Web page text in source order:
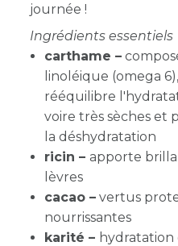
journée !
Ingrédients essentiels
carthame –
linoléique (omega
rééquilibre
voire très sèches et
la déshydratation
ricin – apporte
lèvres
cacao – vertus
nourrissantes
karité –